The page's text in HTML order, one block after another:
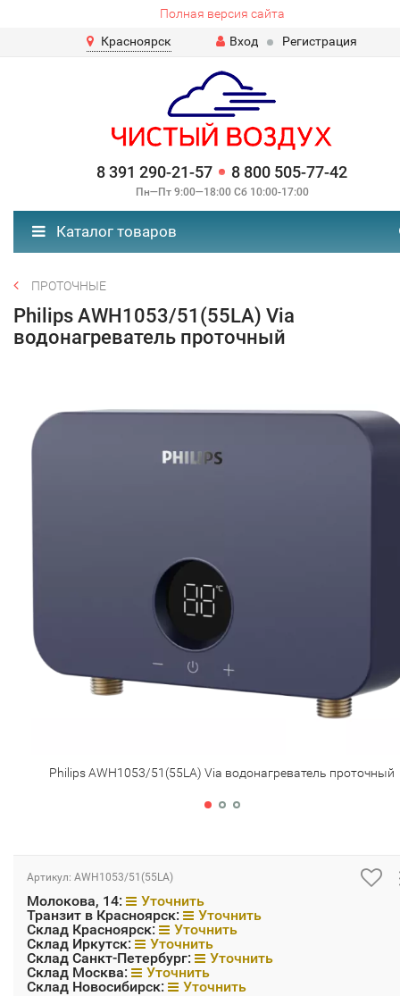
Полная версия сайта
Красноярск
Вход Регистрация
8 391 290-21-57 8 800 505-77-42
Пн—Пт 9:00—18:00 Сб 10:00-17:00
Каталог товаров
ПРОТОЧНЫЕ
Philips AWH1053/51(55LA) Via
водонагреватель проточный
Philips AWH1053/51(55LA) Via водонагреватель проточный
Артикул: AWH1053/51(55LA)
Молокова, 14:
Уточнить
Транзит в Красноярск:
Уточнить
Склад Красноярск:
Уточнить
Склад Иркутск:
Уточнить
Склад Санкт-Петербург:
Уточнить
Склад Москва:
Уточнить
Склад Новосибирск:
Уточнить